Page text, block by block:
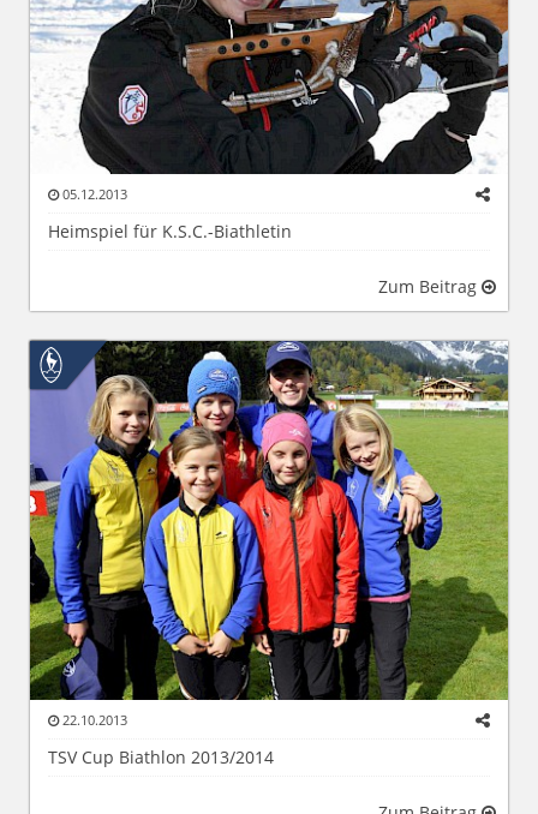
05.12.2013
Heimspiel für K.S.C.-Biathletin
Zum Beitrag
22.10.2013
TSV Cup Biathlon 2013/2014